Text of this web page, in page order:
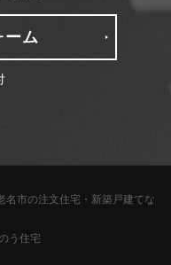
ーム
う住宅
名市の注文住宅・新築戸建てな